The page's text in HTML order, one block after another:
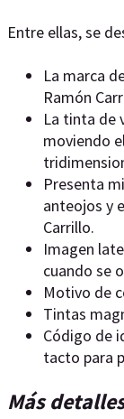
Entre ellas, se
La marca
Ramón
La tinta de
moviendo
Presenta
anteojos y
Carrillo.
Imagen
cuando se
Motivo de
Tintas
Código de
tacto para
Más